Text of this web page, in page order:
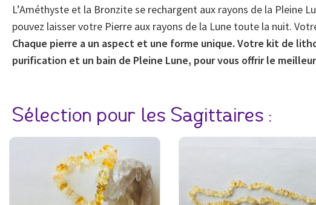
L’Améthyste et la Bronzite se rechargent aux rayons de la Pleine
pouvez laisser votre Pierre aux rayons de la Lune toute la nuit.
Chaque pierre a un aspect et une forme unique. Votre kit de
purification et un bain de Pleine Lune, pour vous offrir le
Sélection pour les Sagittaires :